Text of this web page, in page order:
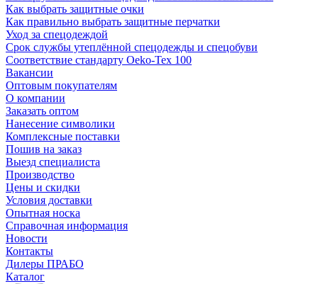
Как выбрать защитные очки
Как правильно выбрать защитные перчатки
Уход за спецодеждой
Срок службы утеплённой спецодежды и спецобуви
Соответствие стандарту Oeko-Tex 100
Вакансии
Оптовым покупателям
О компании
Заказать оптом
Нанесение символики
Комплексные поставки
Пошив на заказ
Выезд специалиста
Производство
Цены и скидки
Условия доставки
Опытная носка
Справочная информация
Новости
Контакты
Дилеры ПРАБО
Каталог